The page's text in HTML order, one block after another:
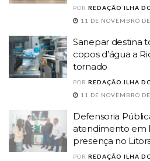
POR REDAÇÃO ILHA
11 DE NOVEMBRO
Sanepar destina
copos d’água a
tornado
POR REDAÇÃO ILHA
11 DE NOVEMBRO
Defensoria
atendimento em
presença no
POR REDAÇÃO ILHA